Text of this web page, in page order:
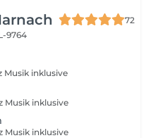
72
9764
Musik inklusive
Musik inklusive
Musik inklusive